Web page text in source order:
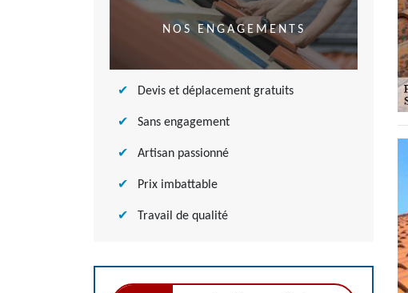
NOS ENGAGEMENTS
Devis et déplacement gratuits
Sans engagement
Artisan passionné
Prix imbattable
Travail de qualité